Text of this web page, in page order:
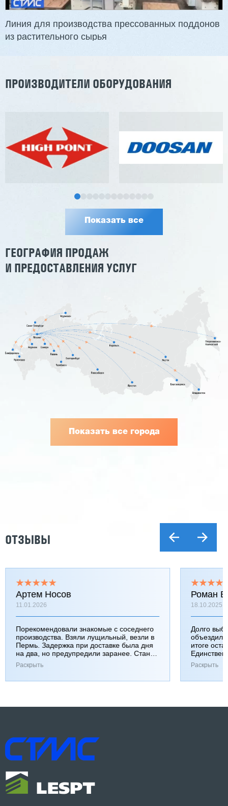
Узлы: 4 пилы, 2 фрезы
Линия для производства прессованных поддонов
из растительного сырья
ПРОИЗВОДИТЕЛИ ОБОРУДОВАНИЯ
Показать все
ГЕОГРАФИЯ ПРОДАЖ
И ПРЕДОСТАВЛЕНИЯ УСЛУГ
Показать все города
ОТЗЫВЫ
Артем Носов
11.01.2026
Порекомендовали знакомые с соседнего
производства. Взяли лущильный, везли в
Пермь. Задержка при доставке была дня
на два, но предупредили заранее. Станок
работает хорошо, к качеству вопросов нет.
Раскрыть
Роман
18.10.2025
Долго
итоге
Раскрыть